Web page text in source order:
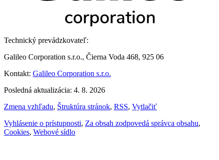
Technický prevádzkovateľ:
Galileo Corporation s.r.o., Čierna Voda 468, 925 06
Kontakt: Galileo Corporation s.r.o.
Posledná aktualizácia: 4. 8. 2026
Zmena vzhľadu, Štruktúra stránok, RSS, Vytlačiť
Vyhlásenie o prístupnosti, Za obsah zodpovedá správca obsahu,
Cookies, Webové sídlo